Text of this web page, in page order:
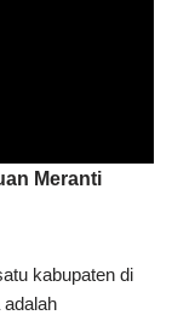
Meranti
kabupaten di